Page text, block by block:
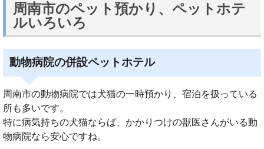
周南市のペット預かり、ペットホテ
ルいろいろ
動物病院の併設ペットホテル
周南市の動物病院では犬猫の一時預かり、宿泊を扱っている
所も多いです。
特に病気持ちの犬猫ならば、かかりつけの獣医さんがいる動
物病院なら安心ですね。